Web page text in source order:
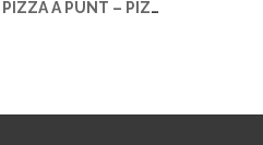
NUEVA IMAGEN CORPORATIVA PIZZA A PUNT – PIZZA A PUNT